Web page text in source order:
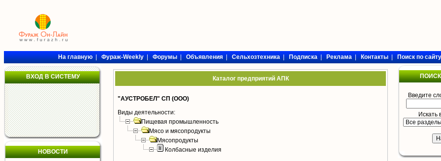
На главную|Фураж-Weekly|Форумы|Объявления|Сельхозтехника|Подписка|Реклама|Контакты|Поиск по сайту
ВХОД В СИСТЕМУ
НОВОСТИ
Каталог предприятий АПК
"АУСТРОБЕЛ" СП (ООО)
Виды деятельности:
Пищевая промышленность
Мясо и мясопродукты
Мясопродукты
Колбасные изделия
Введите
Искать